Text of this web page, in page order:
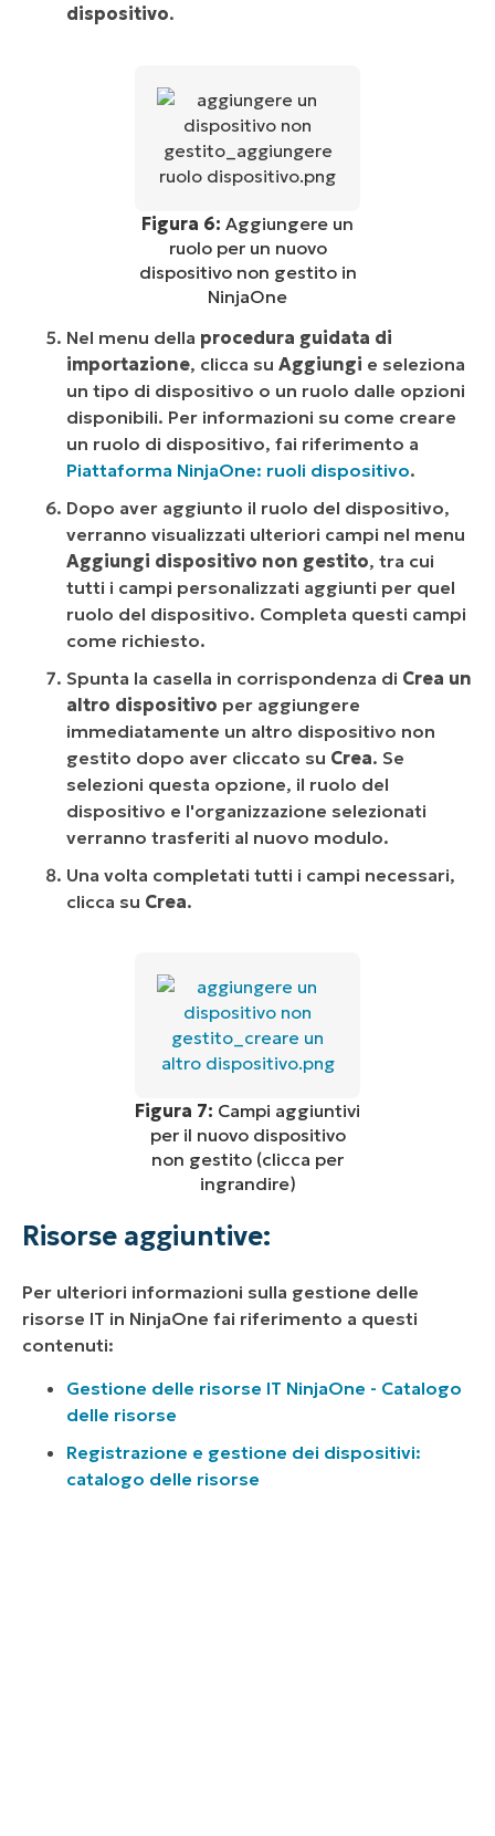
dispositivo.
Figura 6: Aggiungere un
ruolo per un nuovo
dispositivo non gestito in
NinjaOne
Nel menu della procedura guidata di
importazione, clicca su Aggiungi e seleziona
un tipo di dispositivo o un ruolo dalle opzioni
disponibili. Per informazioni su come creare
un ruolo di dispositivo, fai riferimento a
Piattaforma NinjaOne: ruoli dispositivo.
Dopo aver aggiunto il ruolo del dispositivo,
verranno visualizzati ulteriori campi nel menu
Aggiungi dispositivo non gestito, tra cui
tutti i campi personalizzati aggiunti per quel
ruolo del dispositivo. Completa questi campi
come richiesto.
Spunta la casella in corrispondenza di Crea un
altro dispositivo per aggiungere
immediatamente un altro dispositivo non
gestito dopo aver cliccato su Crea. Se
selezioni questa opzione, il ruolo del
dispositivo e l'organizzazione selezionati
verranno trasferiti al nuovo modulo.
Una volta completati tutti i campi necessari,
clicca su Crea.
Figura 7: Campi aggiuntivi
per il nuovo dispositivo
non gestito (clicca per
ingrandire)
Risorse aggiuntive:
Per ulteriori informazioni sulla gestione delle
risorse IT in NinjaOne fai riferimento a questi
contenuti:
Gestione delle risorse IT NinjaOne - Catalogo
delle risorse
Registrazione e gestione dei dispositivi:
catalogo delle risorse